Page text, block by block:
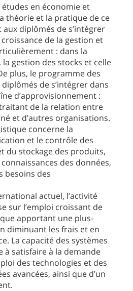
en économie et
théorie et la pratique de ce
diplômés de s’intégrer
de la gestion et
: dans la
gestion des stocks et celle
plus, le programme des
de s’intégrer dans
d’approvisionnement :
de la relation entre
et d’autres organisations.
concerne la
et le contrôle des
du stockage des produits,
des données,
besoins des
actuel, l’activité
sur l’emploi croissant de
apportant une plus-
diminuant les frais et en
La capacité des systèmes
à satisfaire à la demande
des technologies et des
avancées, ainsi que d’un